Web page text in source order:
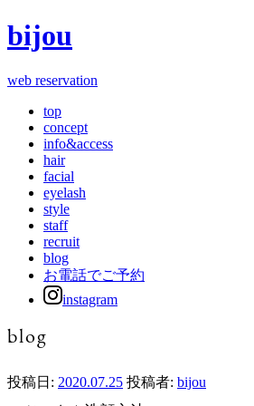
bijou
web reservation
top
concept
info&access
hair
facial
eyelash
style
staff
recruit
blog
お電話でご予約
instagram
blog
投稿日: 2020.07.25 投稿者: bijou